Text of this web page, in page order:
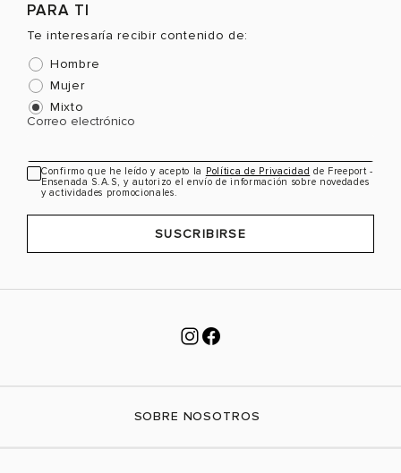
PARA TI
Te interesaría recibir contenido de:
Hombre
Mujer
Mixto
Correo electrónico
Confirmo que he leído y acepto la Política de Privacidad de Freeport -
Ensenada S.A.S, y autorizo el envío de información sobre novedades
y actividades promocionales.
SUSCRIBIRSE
SOBRE NOSOTROS